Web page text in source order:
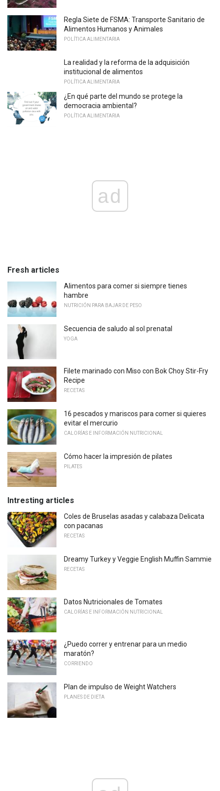
Regla Siete de FSMA: Transporte Sanitario de
Alimentos Humanos y Animales
POLÍTICA ALIMENTARIA
La realidad y la reforma de la adquisición
institucional de alimentos
POLÍTICA ALIMENTARIA
¿En qué parte del mundo se protege la
democracia ambiental?
POLÍTICA ALIMENTARIA
ad
Fresh articles
Alimentos para comer si siempre tienes
hambre
NUTRICIÓN PARA BAJAR DE PESO
Secuencia de saludo al sol prenatal
YOGA
Filete marinado con Miso con Bok Choy Stir-Fry
Recipe
RECETAS
16 pescados y mariscos para comer si quieres
evitar el mercurio
CALORÍAS E INFORMACIÓN NUTRICIONAL
Cómo hacer la impresión de pilates
PILATES
Intresting articles
Coles de Bruselas asadas y calabaza Delicata
con pacanas
RECETAS
Dreamy Turkey y Veggie English Muffin Sammie
RECETAS
Datos Nutricionales de Tomates
CALORÍAS E INFORMACIÓN NUTRICIONAL
¿Puedo correr y entrenar para un medio
maratón?
CORRIENDO
Plan de impulso de Weight Watchers
PLANES DE DIETA